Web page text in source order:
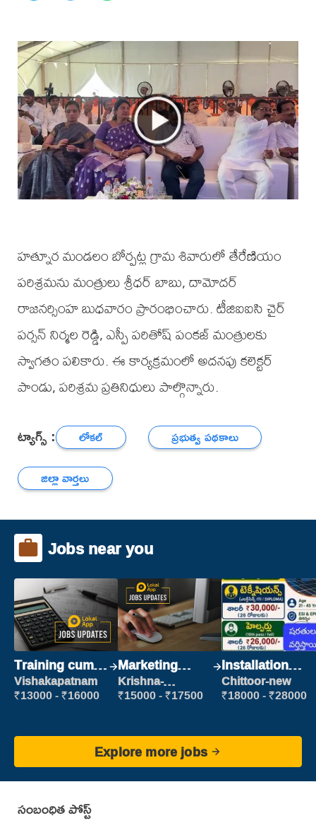
హత్నూర మండలం బోర్పట్ల గ్రామ శివారులో తేరేణియం
పరిశ్రమను మంత్రులు శ్రీధర్ బాబు, దామోదర్
రాజనర్సింహ బుధవారం ప్రారంభించారు. టీజిఐఐసి చైర్
పర్సన్ నిర్మల రెడ్డి, ఎస్పీ పరితోష్ పంకజ్ మంత్రులకు
స్వాగతం పలికారు. ఈ కార్యక్రమంలో అదనపు కలెక్టర్
పాండు, పరిశ్రమ ప్రతినిధులు పాల్గొన్నారు.
ట్యాగ్స్ : లోకల్
ప్రభుత్వ పథకాలు
జిల్లా వార్తలు
Jobs near you
Training cum
Placement
Vishakapatnam
₹13000 - ₹16000
Marketing
Executive
Krishna-
vijayawada
₹15000 - ₹17500
Installation
Engineer/
Helper
Chittoor-new
₹18000 - ₹28000
Explore more jobs
సంబంధిత పోస్ట్